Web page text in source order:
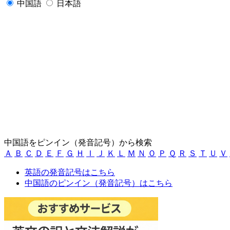
中国語 日本語
中国語をピンイン（発音記号）から検索
Ａ
Ｂ Ｃ Ｄ Ｅ Ｆ Ｇ Ｈ Ｉ Ｊ Ｋ Ｌ Ｍ Ｎ Ｏ Ｐ Ｑ Ｒ Ｓ Ｔ Ｕ Ｖ
英語の発音記号はこちら
中国語のピンイン（発音記号）はこちら